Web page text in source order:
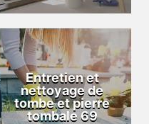
Entretien et
nettoyage de
tombe et pierre
tombale 69